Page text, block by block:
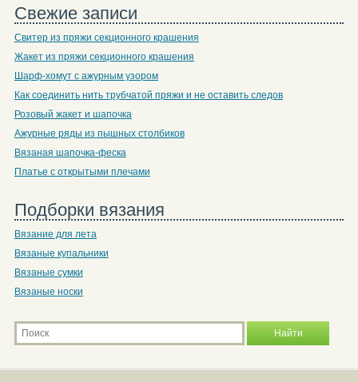
Свежие записи
Свитер из пряжи секционного крашения
Жакет из пряжи секционного крашения
Шарф-хомут с ажурным узором
Как соединить нить трубчатой пряжи и не оставить следов
Розовый жакет и шапочка
Ажурные ряды из пышных столбиков
Вязаная шапочка-феска
Платье с открытыми плечами
Подборки вязания
Вязание для лета
Вязаные купальники
Вязаные сумки
Вязаные носки